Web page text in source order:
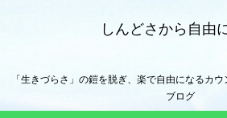
しんどさから自由
「生きづらさ」の鎧を脱ぎ、楽で自由になる
ブログ